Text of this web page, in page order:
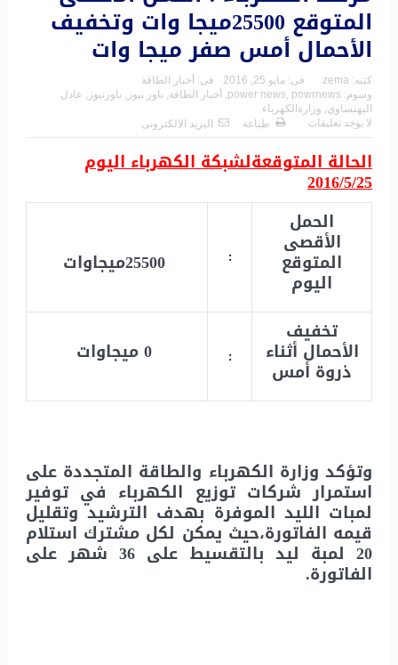
المتوقع 25500ميجا وات وتخفيف
الأحمال أمس صفر ميجا وات
كتبه: zema فى: مايو 25, 2016 فى: أخبار الطاقة
وسوم:
power news powrnews أخبار الطاقة باور نيوز باورنيوز
عادل
اليهنساوي وزارةالكهرباء
لا يوجد تعليقات
طباعة البريد الالكترونى
الحالة المتوقعةلشبكة الكهرباء اليوم
2016/5/25
الحمل
الأقصى
المتوقع
اليوم
: ميجاوات
تخفيف
الأحمال أثناء
ذروة أمس
:
وتؤكد وزارة الكهرباء والطاقة المتجددة على
استمرار شركات توزيع الكهرباء في توفير
لمبات الليد الموفرة بهدف الترشيد وتقليل
قيمه الفاتورة،حيث يمكن لكل مشترك استلام
20 لمبة ليد بالتقسيط على 36 شهر على
الفاتورة.